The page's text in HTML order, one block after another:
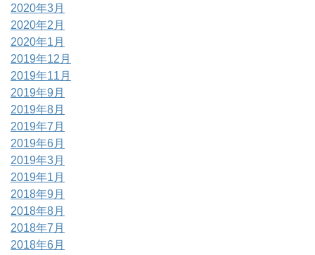
2020年3月
2020年2月
2020年1月
2019年12月
2019年11月
2019年9月
2019年8月
2019年7月
2019年6月
2019年3月
2019年1月
2018年9月
2018年8月
2018年7月
2018年6月